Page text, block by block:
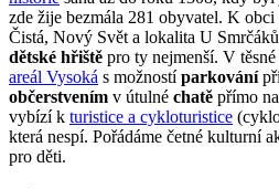
zde žije bezmála 281 obyvatel. K
Čistá, Nový Svět a lokalita U
dětské hřiště pro ty nejmenší. V
areál Vysoká s možnostíparkování
občerstvením v útulné chatě přímo
vybízí k turistice a cykloturistice
která nespí. Pořádáme četné kulturní
pro děti.